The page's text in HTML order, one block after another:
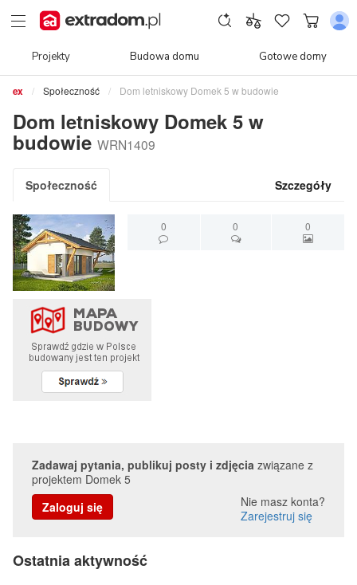
Projekty Budowa domu Gotowe domy
Społeczność Dom letniskowy Domek 5 w budowie
Dom letniskowy Domek 5 w
budowie WRN1409
Społeczność Szczegóły
0 0 0
Zadawaj pytania, publikuj posty i zdjęcia związane z
projektem Domek 5
Zaloguj się
Nie masz konta?
Zarejestruj się
Ostatnia aktywność